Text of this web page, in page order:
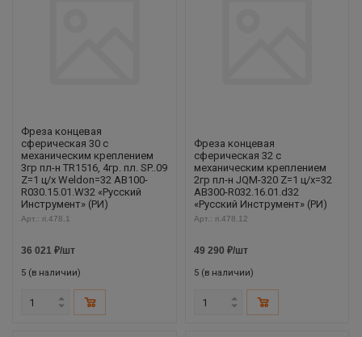
Фреза концевая
сферическая 30 с
механическим креплением
3гр пл-н TR1516, 4гр. пл. SP..09
Z=1 ц/х Weldon=32 AB100-
R030.15.01.W32 «Русский
Инструмент» (РИ)
Арт.: ri.478.1
36 021 ₽/шт
5 (в наличии)
Фреза концевая
сферическая 32 с
механическим креплением
2гр пл-н JQM-320 Z=1 ц/х=32
AB300-R032.16.01.d32
«Русский Инструмент» (РИ)
Арт.: ri.478.12
49 290 ₽/шт
5 (в наличии)